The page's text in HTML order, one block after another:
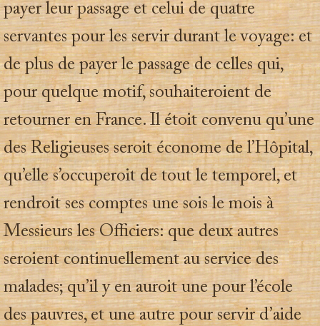
payer leur passage et celui de quatre
servantes pour les servir durant le voyage: et
de plus de payer le passage de celles qui,
pour quelque motif, souhaiteroient de
retourner en France. Il étoit convenu qu’une
des Religieuses seroit économe de l’Hôpital,
qu’elle s’occuperoit de tout le temporel, et
rendroit ses comptes une sois le mois à
Messieurs les Officiers: que deux autres
seroient continuellement au service des
malades; qu’il y en auroit une pour l’école
des pauvres, et une autre pour servir d’aide